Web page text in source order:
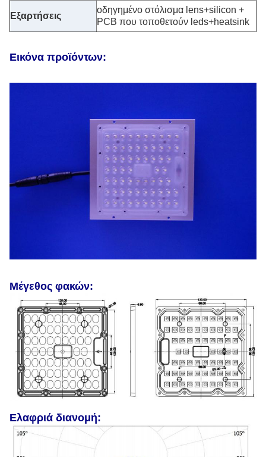
Εξαρτήσεις
οδηγημένο στόλισμα lens+silicon +
PCB που τοποθετούν leds+heatsink
Εικόνα προϊόντων:
Μέγεθος φακών:
Ελαφριά διανομή: